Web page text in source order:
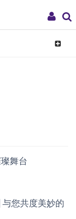
My
Toggle
舞台
与您共度美妙的